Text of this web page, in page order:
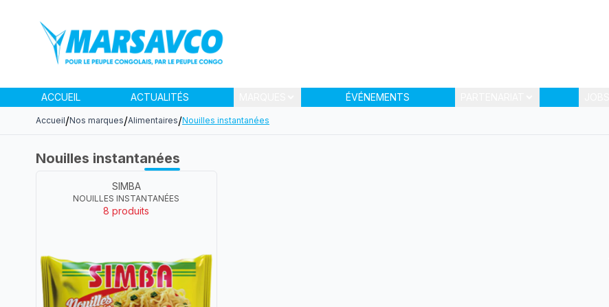
ACCUEIL ACTUALITÉS ÉVÉNEMENTS
Accueil/Nos marques/Alimentaires/Nouilles instantanées
Nouilles instantanées
SIMBA
NOUILLES INSTANTANÉES
8 produits